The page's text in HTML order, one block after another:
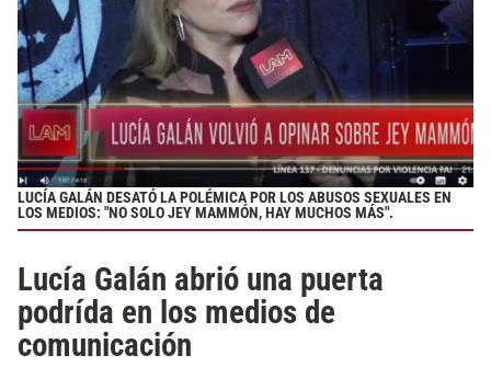
LUCÍA GALÁN DESATÓ LA POLÉMICA POR LOS ABUSOS SEXUALES EN
LOS MEDIOS: "NO SOLO JEY MAMMÓN, HAY MUCHOS MÁS".
Lucía Galán abrió una puerta
podrída en los medios de
comunicación